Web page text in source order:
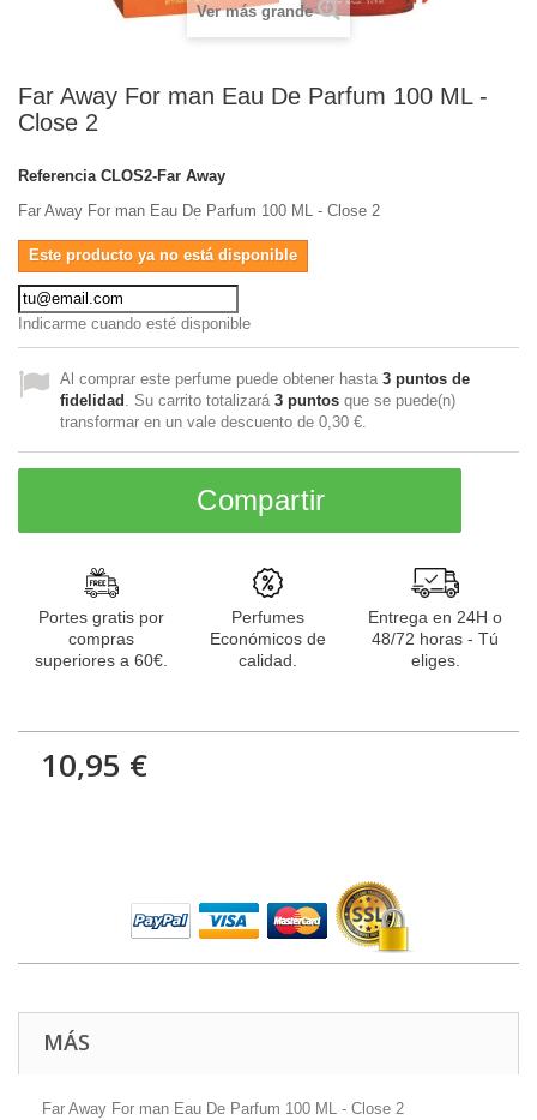
Ver más grande
Far Away For man Eau De Parfum 100 ML -
Close 2
Referencia CLOS2-Far Away
Far Away For man Eau De Parfum 100 ML - Close 2
Este producto ya no está disponible
Indicarme cuando esté disponible
Al comprar este perfume puede obtener hasta 3 puntos de
fidelidad . Su carrito totalizará 3 puntos que se puede(n)
transformar en un vale descuento de 0,30 €
Compartir
Portes gratis por
compras
superiores a 60€.
Perfumes
Económicos de
calidad.
Entrega en 24H o
48/72 horas - Tú
eliges.
10,95 €
MÁS
Far Away For man Eau De Parfum 100 ML - Close 2